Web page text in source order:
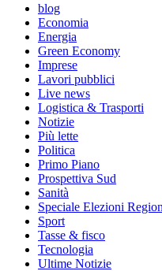
blog
Economia
Energia
Green Economy
Imprese
Lavori pubblici
Live news
Logistica & Trasporti
Notizie
Più lette
Politica
Primo Piano
Prospettiva Sud
Sanità
Speciale Elezioni
Sport
Tasse & fisco
Tecnologia
Ultime Notizie